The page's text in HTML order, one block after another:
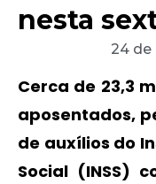
nesta
24 de
Cerca de 23,3
aposentados,
de auxílios do
Social (INSS)